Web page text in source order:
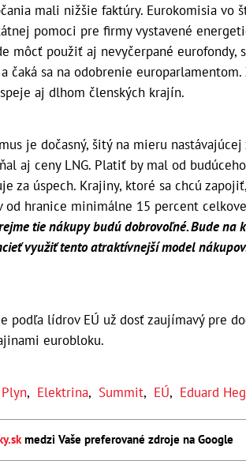
mali nižšie faktúry. Eurokomisia vo
pomoci pre firmy vystavené
môcť použiť aj nevyčerpané eurofondy,
čaká sa na odobrenie
aj dlhom členských krajín.
je dočasný, šitý na mieru
aj ceny LNG. Platiť by mal od
za úspech. Krajiny, ktoré sa chcú
od hranice minimálne 15 percent
tie nákupy budú dobrovoľné. Bude na
využiť tento atraktívnejší model
podľa lídrov EÚ už dosť zaujímavý pre
eurobloku.
Plyn, Elektrina, Summit, EÚ, Eduard
medzi Vaše preferované zdroje na Google